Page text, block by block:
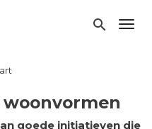
search
goede initiatieven die